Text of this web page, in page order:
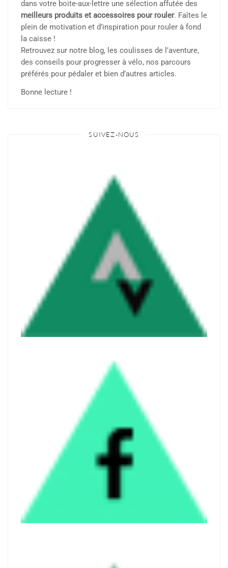
dans votre boite-aux-lettre une sélection affutée des
meilleurs produits et accessoires pour rouler. Faîtes le
plein de motivation et d’inspiration pour rouler à fond
la caisse !
Retrouvez sur notre blog, les coulisses de l’aventure,
des conseils pour progresser à vélo, nos parcours
préférés pour pédaler et bien d’autres articles.
Bonne lecture !
SUIVEZ-NOUS